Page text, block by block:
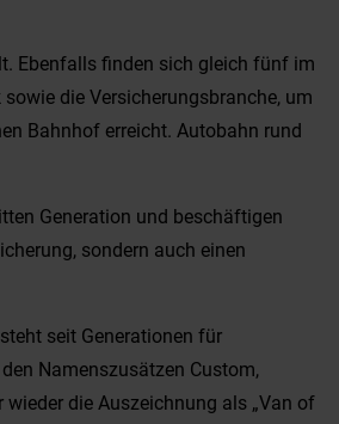
Ebenfalls finden sich gleich fünf im
die Versicherungsbranche, um
Bahnhof erreicht. Autobahn rund
Generation und beschäftigen
sondern auch einen
seit Generationen für
Namenszusätzen Custom,
die Auszeichnung als „Van of